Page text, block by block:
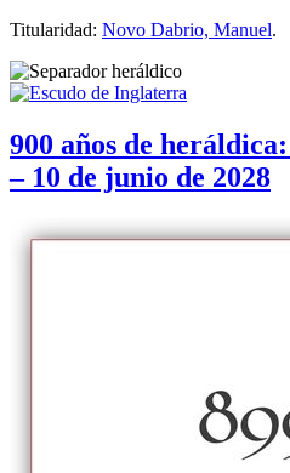
Titularidad: Novo Dabrio, Manuel.
900 años de
– 10 de junio de 2028